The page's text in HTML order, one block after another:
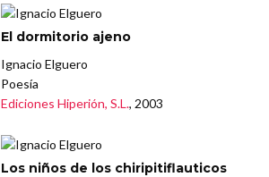
El dormitorio ajeno
Ignacio Elguero
Poesía
Ediciones Hiperión, S.L., 2003
Los niños de los chiripitiflauticos